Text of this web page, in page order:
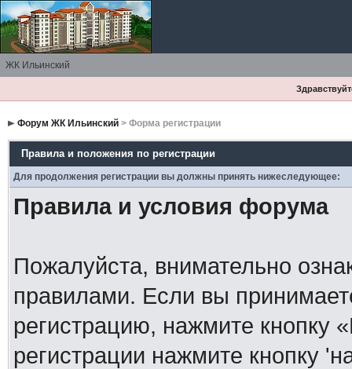
ЖК Ильинский
Форум ЖК Ильинский> Форма регистрации
Правила и положения по регистрации
Для продолжения регистрации вы должны принять нижеследующее:
Правила и условия форума
Пожалуйста, внимательно
правилами. Если вы
регистрацию, нажмите кнопку
регистрации нажмите кнопку